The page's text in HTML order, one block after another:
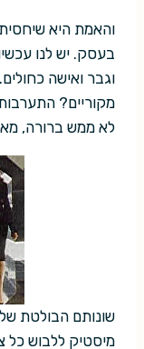
והאמת היא שיחסית
בעסק. יש לנו
וגבר ואישה
מקוריים?
לא ממש ברורה,
שונותם הבולטת של
מיסטיק ללבוש כל